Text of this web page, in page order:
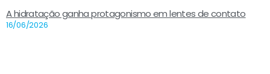
A hidratação ganha protagonismo em lentes de contato
16/06/2026